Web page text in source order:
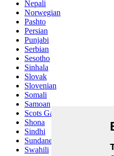
Nepali
Norwegian
Pashto
Persian
Punjabi
Serbian
Sesotho
Sinhala
Slovak
Slovenian
Somali
Samoan
Scots Gaelic
Shona
Sindhi
Sundanese
Swahili